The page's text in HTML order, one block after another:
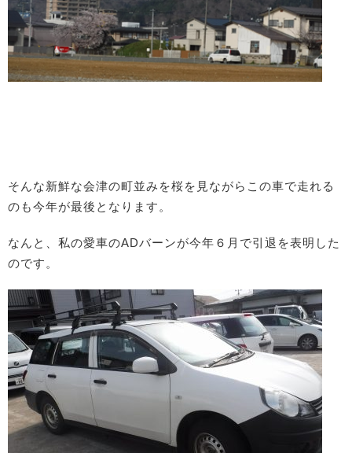
そんな新鮮な会津の町並みを桜を見ながらこの車で走れる
のも今年が最後となります。
なんと、私の愛車のADバーンが今年６月で引退を表明した
のです。